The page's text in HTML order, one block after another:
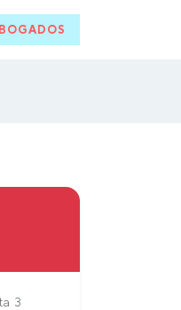
3